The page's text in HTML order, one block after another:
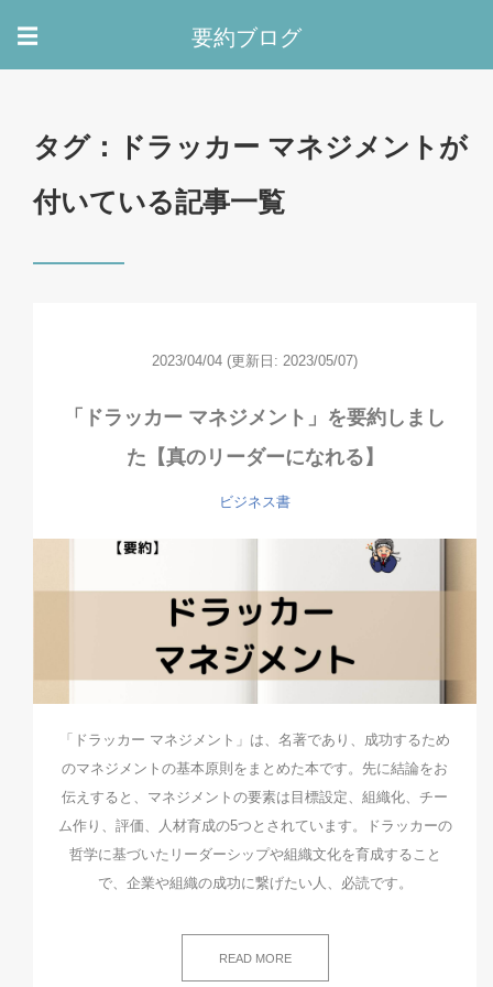
☰ 要約ブログ
タグ：ドラッカー マネジメントが
付いている記事一覧
2023/04/04 (更新日: 2023/05/07)
「ドラッカー マネジメント」を要約しまし
た【真のリーダーになれる】
ビジネス書
「ドラッカー マネジメント」は、名著であり、成功するため
のマネジメントの基本原則をまとめた本です。先に結論をお
伝えすると、マネジメントの要素は目標設定、組織化、チー
ム作り、評価、人材育成の5つとされています。ドラッカーの
哲学に基づいたリーダーシップや組織文化を育成すること
で、企業や組織の成功に繋げたい人、必読です。
READ MORE